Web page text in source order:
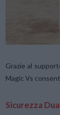
Grazie al
Magic Vs
Sicurezza